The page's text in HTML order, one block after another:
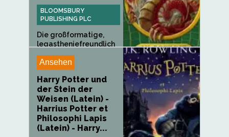
BLOOMSBURY
PUBLISHING PLC
Die großformatige,
legastheniefreundlich
Ansehen
Harry Potter und
der Stein der
Weisen (Latein) -
Harrius Potter et
Philosophi Lapis
(Latein) - Harry...